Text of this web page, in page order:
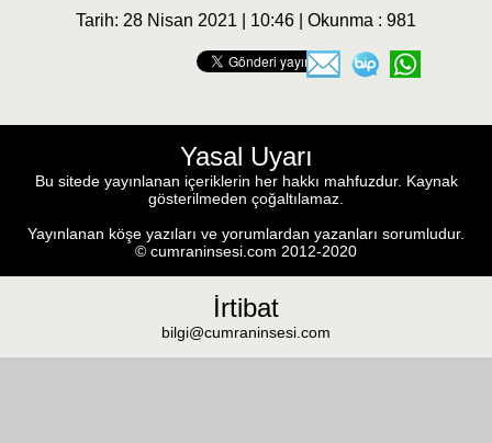
Tarih: 28 Nisan 2021 | 10:46 | Okunma : 981
Yasal Uyarı
Bu sitede yayınlanan içeriklerin her hakkı mahfuzdur. Kaynak
gösterilmeden çoğaltılamaz.
Yayınlanan köşe yazıları ve yorumlardan yazanları sorumludur.
© cumraninsesi.com 2012-2020
İrtibat
bilgi@cumraninsesi.com